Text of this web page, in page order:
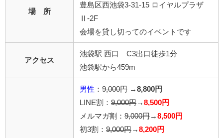
場 所
豊島区西池袋3-31-15 ロイヤルプラザ
Ⅱ-2F
会場を貸し切ってのイベントです
アクセス
池袋駅 西口 C3出口徒歩1分
池袋駅から459m
男性 ： 9,000円 → 8,800円
LINE割： 9,000円 → 8,500円
メルマガ割： 9,000円 → 8,500円
初3割： 9,000円 → 8,200円